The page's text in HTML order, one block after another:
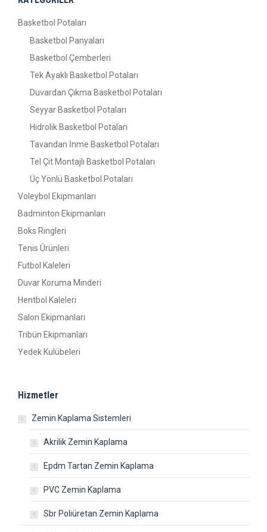
Basketbol Potaları
Basketbol Panyaları
Basketbol Çemberleri
Tek Ayaklı Basketbol Potaları
Duvardan Çıkma Basketbol Potaları
Seyyar Basketbol Potaları
Hidrolik Basketbol Potaları
Tavandan İnme Basketbol Potaları
Tel Çit Montajlı Basketbol Potaları
Üç Yönlü Basketbol Potaları
Voleybol Ekipmanları
Badminton Ekipmanları
Boks Ringleri
Tenis Ürünleri
Futbol Kaleleri
Duvar Koruma Minderi
Hentbol Kaleleri
Salon Ekipmanları
Tribün Ekipmanları
Yedek Kulübeleri
Hizmetler
Zemin Kaplama Sistemleri
Akrilik Zemin Kaplama
Epdm Tartan Zemin Kaplama
PVC Zemin Kaplama
Sbr Poliüretan Zemin Kaplama